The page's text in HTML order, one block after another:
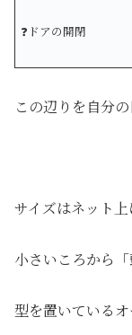
❓ドアの開閉
この辺りを自分
サイズはネット上
小さいころから
型を置いている